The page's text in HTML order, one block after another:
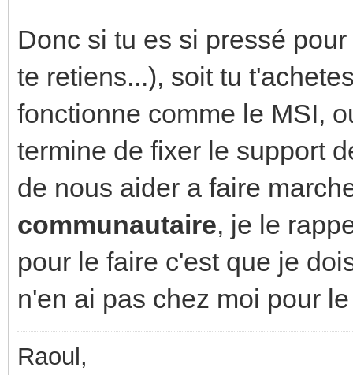
Donc si tu es si pressé
te retiens...), soit tu
fonctionne comme le MSI,
termine de fixer le support
de nous aider a faire
communautaire, je le
pour le faire c'est que je
n'en ai pas chez moi pour
Raoul,